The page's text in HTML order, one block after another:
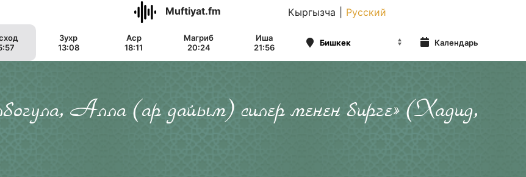
Muftiyat.fm Кыргызча Русский
Зухр
13:08
Аср
18:11
Магриб
20:24
Иша
21:56
Календарь
Алла (ар дайым) силер менен бирге» (Хадид,